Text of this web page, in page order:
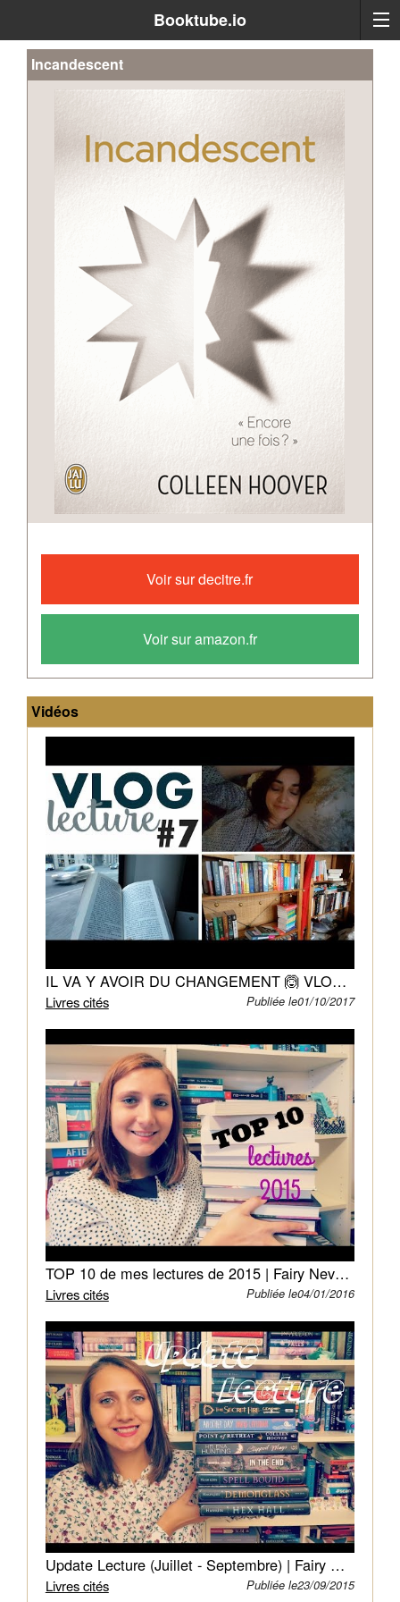
Booktube.io
Incandescent
de
de
Layken,
elle
et
continuent
leurs
études
en
veillant
sur
ce
qui
ne
leur
laisse
pas
beaucoup
de
temps
pour
leur
vie
de
couple.
De
plus,
trahison
dans
le
passé
de
Will
se
profile.
Voir sur decitre.fr
Voir sur amazon.fr
Vidéos
IL VA Y AVOIR DU CHANGEMENT 🙆 VLOG LECTURE #7
Livres cités Publiée le01/10/2017
TOP 10 de mes lectures de 2015 | Fairy Neverland
Livres cités Publiée le04/01/2016
Update Lecture (Juillet - Septembre) | Fairy Neverland
Livres cités Publiée le23/09/2015